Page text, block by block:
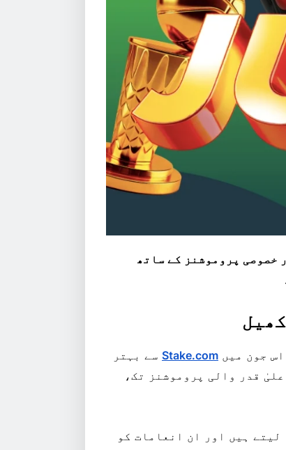
خصوصی پروموشنز کے ساتھ
جون میں Stake.com سے بہتر
قدر والی پروموشنز تک،
ہیں اور ان انعامات کو